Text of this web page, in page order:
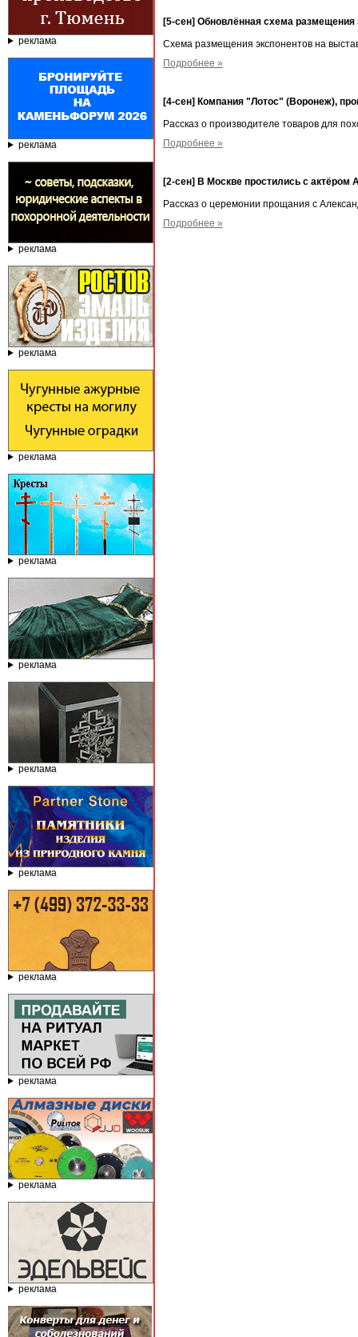
реклама
реклама
реклама
реклама
реклама
реклама
реклама
реклама
реклама
реклама
реклама
реклама
реклама
[5-сен] Обновлённая схема размещения
Схема размещения экспонентов на
Подробнее »
[4-сен] Компания "Лотос" (Воронеж),
Рассказ о производителе товаров для
Подробнее »
[2-сен] В Москве простились с
Рассказ о церемонии прощания с
Подробнее »